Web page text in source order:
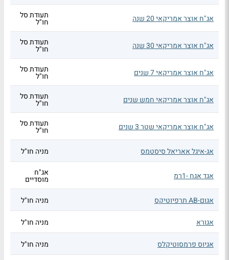
אג"ח אוצר אמריקאי 20 שנה תעודת סל
חו"ל
אג"ח אוצר אמריקאי 30 שנה תעודת סל
חו"ל
אג"ח אוצר אמריקאי 7 שנים תעודת סל
חו"ל
אג"ח אוצר אמריקאי חמש שנים תעודת סל
חו"ל
אג"ח אוצר אמריקאי שטר 3 שנים תעודת סל
חו"ל
אג-איגל אאריאל סיסטמס
מניה חו"ל
אגד אגח -1רמ אג"ח
מוסדיים
אגום-AB תרפיוטיקס
מניה חו"ל
אגורא מניה חו"ל
אגיוס פרמסוטיקלס מניה חו"ל